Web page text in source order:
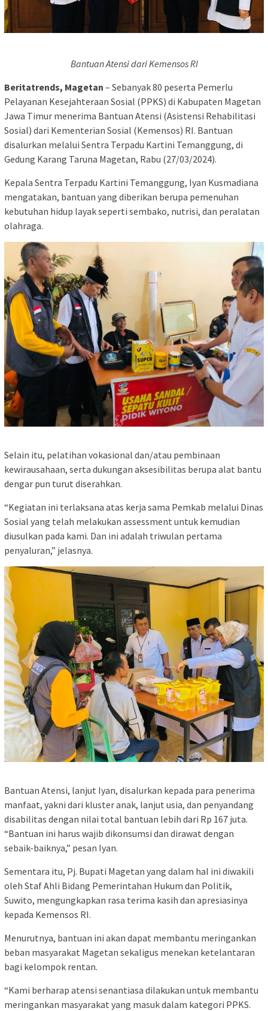
Bantuan Atensi dari Kemensos RI
Beritatrends, Magetan – Sebanyak 80 peserta Pemerlu
Pelayanan Kesejahteraan Sosial (PPKS) di Kabupaten Magetan
Jawa Timur menerima Bantuan Atensi (Asistensi Rehabilitasi
Sosial) dari Kementerian Sosial (Kemensos) RI. Bantuan
disalurkan melalui Sentra Terpadu Kartini Temanggung, di
Gedung Karang Taruna Magetan, Rabu (27/03/2024).
Kepala Sentra Terpadu Kartini Temanggung, Iyan Kusmadiana
mengatakan, bantuan yang diberikan berupa pemenuhan
kebutuhan hidup layak seperti sembako, nutrisi, dan peralatan
olahraga.
Selain itu, pelatihan vokasional dan/atau pembinaan
kewirausahaan, serta dukungan aksesibilitas berupa alat bantu
dengar pun turut diserahkan.
“Kegiatan ini terlaksana atas kerja sama Pemkab melalui Dinas
Sosial yang telah melakukan assessment untuk kemudian
diusulkan pada kami. Dan ini adalah triwulan pertama
penyaluran,” jelasnya.
Bantuan Atensi, lanjut Iyan, disalurkan kepada para penerima
manfaat, yakni dari kluster anak, lanjut usia, dan penyandang
disabilitas dengan nilai total bantuan lebih dari Rp 167 juta.
“Bantuan ini harus wajib dikonsumsi dan dirawat dengan
sebaik-baiknya,” pesan Iyan.
Sementara itu, Pj. Bupati Magetan yang dalam hal ini diwakili
oleh Staf Ahli Bidang Pemerintahan Hukum dan Politik,
Suwito, mengungkapkan rasa terima kasih dan apresiasinya
kepada Kemensos RI.
Menurutnya, bantuan ini akan dapat membantu meringankan
beban masyarakat Magetan sekaligus menekan ketelantaran
bagi kelompok rentan.
“Kami berharap atensi senantiasa dilakukan untuk membantu
meringankan masyarakat yang masuk dalam kategori PPKS.